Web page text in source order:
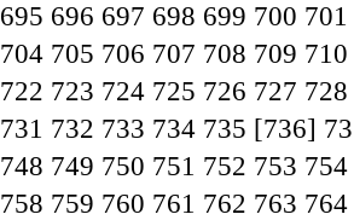
695 696 697 698 699 700 701
704 705 706 707 708 709 710
722 723 724 725 726 727 728
731 732 733 734 735 [736]
748 749 750 751 752 753 754
758 759 760 761 762 763 764